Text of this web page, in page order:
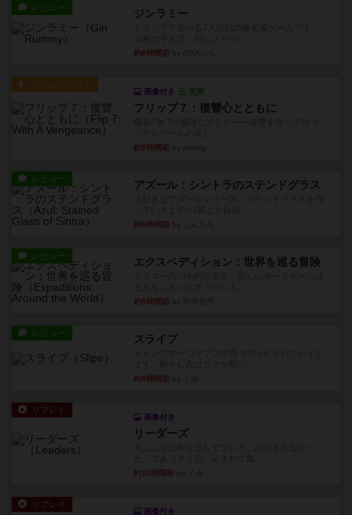
レビュー ジンラミー
約8時間前
ルール/インスト
画像付き 充実
フリップ７：復讐心とともに
約8時間前
レビュー アズール：シントラのステンドグラス
約8時間前
レビュー エクスペディション：世界を巡る冒険
約9時間前
レビュー スライプ
約9時間前
リプレイ
画像付き
リーダーズ
約10時間前
リプレイ
画像付き